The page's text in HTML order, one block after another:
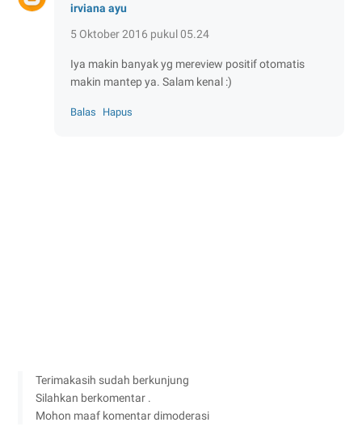
irviana ayu
5 Oktober 2016 pukul 05.24
Iya makin banyak yg mereview positif otomatis
makin mantep ya. Salam kenal :)
Balas Hapus
Terimakasih sudah berkunjung
Silahkan berkomentar .
Mohon maaf komentar dimoderasi